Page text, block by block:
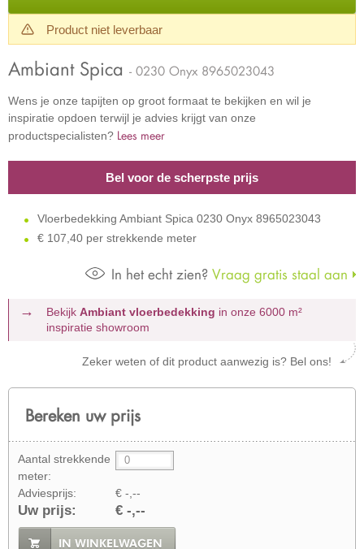
Product niet leverbaar
Ambiant Spica - 0230 Onyx 8965023043
Wens je onze tapijten op groot formaat te bekijken en wil je
inspiratie opdoen terwijl je advies krijgt van onze
productspecialisten? Lees meer
Bel voor de scherpste prijs
Vloerbedekking Ambiant Spica 0230 Onyx 8965023043
€ 107,40 per strekkende meter
In het echt zien? Vraag gratis staal aan
Bekijk Ambiant vloerbedekking in onze 6000 m²
inspiratie showroom
Zeker weten of dit product aanwezig is? Bel ons!
Bereken uw prijs
Aantal strekkende
meter:
Adviesprijs:
€ -,--
Uw prijs: € -,--
IN WINKELWAGEN